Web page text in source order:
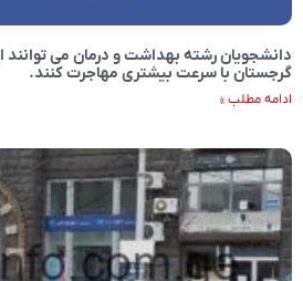
دانشجویان رشته بهداشت و درمان می توانند
گرجستان با سرعت بیشتری مهاجرت کنند.
ادامه مطلب »